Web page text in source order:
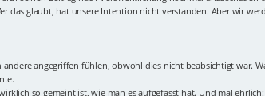
das glaubt, hat unsere Intention nicht verstanden. Aber wir
angegriffen fühlen, obwohl dies nicht beabsichtigt war.
so gemeint ist, wie man es aufgefasst hat. Und mal